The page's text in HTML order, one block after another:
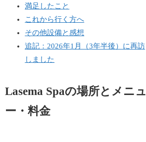
満足したこと
これから行く方へ
その他設備と感想
追記：2026年1月（3年半後）に再訪
しました
Lasema Spaの場所とメニュ
ー・料金